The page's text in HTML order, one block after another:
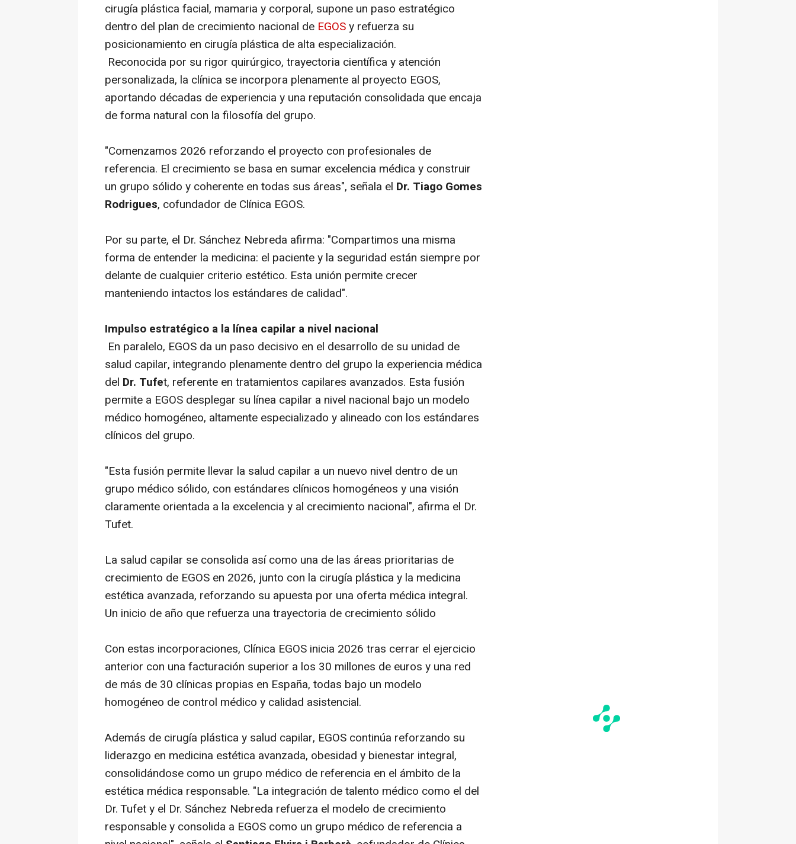
cirugía plástica facial, mamaria y corporal, supone un paso estratégico
dentro del plan de crecimiento nacional de EGOSy refuerza su
posicionamiento en cirugía plástica de alta especialización.
Reconocida por su rigor quirúrgico, trayectoria científica y atención
personalizada, la clínica se incorpora plenamente al proyecto EGOS,
aportando décadas de experiencia y una reputación consolidada que encaja
de forma natural con la filosofía del grupo.
"Comenzamos 2026 reforzando el proyecto con profesionales de
referencia. El crecimiento se basa en sumar excelencia médica y construir
un grupo sólido y coherente en todas sus áreas", señala el Dr. Tiago Gomes
Rodrigues, cofundador de Clínica EGOS.
Por su parte, el Dr. Sánchez Nebreda afirma: "Compartimos una misma
forma de entender la medicina: el paciente y la seguridad están siempre por
delante de cualquier criterio estético. Esta unión permite crecer
manteniendo intactos los estándares de calidad".
Impulso estratégico a la línea capilar a nivel nacional
En paralelo, EGOS da un paso decisivo en el desarrollo de su unidad de
salud capilar, integrando plenamente dentro del grupo la experiencia médica
del Dr. Tufet, referente en tratamientos capilares avanzados. Esta fusión
permite a EGOS desplegar su línea capilar a nivel nacional bajo un modelo
médico homogéneo, altamente especializado y alineado con los estándares
clínicos del grupo.
"Esta fusión permite llevar la salud capilar a un nuevo nivel dentro de un
grupo médico sólido, con estándares clínicos homogéneos y una visión
claramente orientada a la excelencia y al crecimiento nacional", afirma el Dr.
Tufet.
La salud capilar se consolida así como una de las áreas prioritarias de
crecimiento de EGOS en 2026, junto con la cirugía plástica y la medicina
estética avanzada, reforzando su apuesta por una oferta médica integral.
Un inicio de año que refuerza una trayectoria de crecimiento sólido
Con estas incorporaciones, Clínica EGOS inicia 2026 tras cerrar el ejercicio
anterior con una facturación superior a los 30 millones de euros y una red
de más de 30 clínicas propias en España, todas bajo un modelo
homogéneo de control médico y calidad asistencial.
Además de cirugía plástica y salud capilar, EGOS continúa reforzando su
liderazgo en medicina estética avanzada, obesidad y bienestar integral,
consolidándose como un grupo médico de referencia en el ámbito de la
estética médica responsable. "La integración de talento médico como el del
Dr. Tufet y el Dr. Sánchez Nebreda refuerza el modelo de crecimiento
responsable y consolida a EGOS como un grupo médico de referencia a